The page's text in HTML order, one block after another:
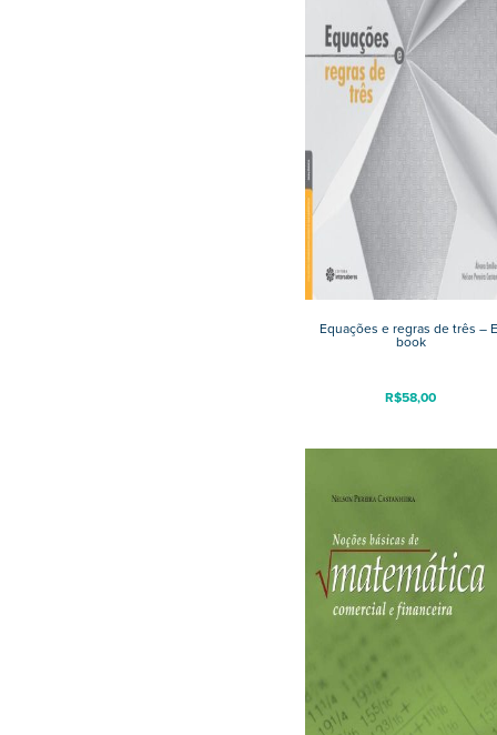
Equações e regras de três –
book
R$58,00